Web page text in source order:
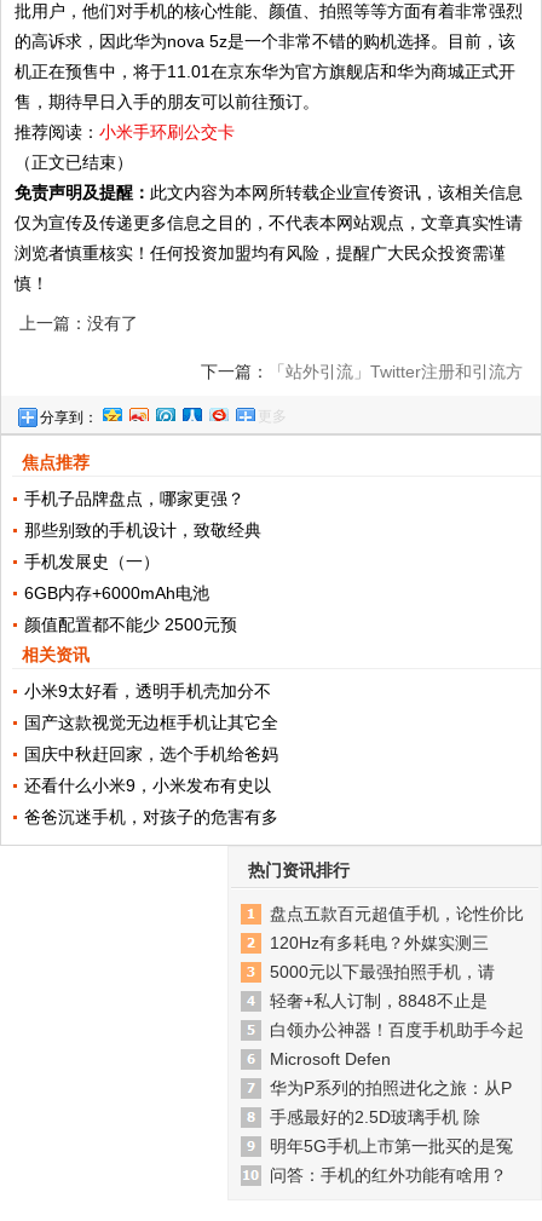
批用户，他们对手机的核心性能、颜值、拍照等等方面有着非常强烈
的高诉求，因此华为nova 5z是一个非常不错的购机选择。目前，该
机正在预售中，将于11.01在京东华为官方旗舰店和华为商城正式开
售，期待早日入手的朋友可以前往预订。
推荐阅读：小米手环刷公交卡
（正文已结束）
免责声明及提醒： 此文内容为本网所转载企业宣传资讯，该相关信息
仅为宣传及传递更多信息之目的，不代表本网站观点，文章真实性请
浏览者慎重核实！任何投资加盟均有风险，提醒广大民众投资需谨
慎！
上一篇：没有了
下一篇： 「站外引流」Twitter注册和引流方
分享到： 更多
焦点推荐
手机子品牌盘点，哪家更强？
那些别致的手机设计，致敬经典
手机发展史（一）
6GB内存+6000mAh电池
颜值配置都不能少 2500元预
相关资讯
小米9太好看，透明手机壳加分不
国产这款视觉无边框手机让其它全
国庆中秋赶回家，选个手机给爸妈
还看什么小米9，小米发布有史以
爸爸沉迷手机，对孩子的危害有多
热门资讯排行
盘点五款百元超值手机，论性价比
120Hz有多耗电？外媒实测三
5000元以下最强拍照手机，请
轻奢+私人订制，8848不止是
白领办公神器！百度手机助手今起
Microsoft Defen
华为P系列的拍照进化之旅：从P
手感最好的2.5D玻璃手机 除
明年5G手机上市第一批买的是冤
问答：手机的红外功能有啥用？